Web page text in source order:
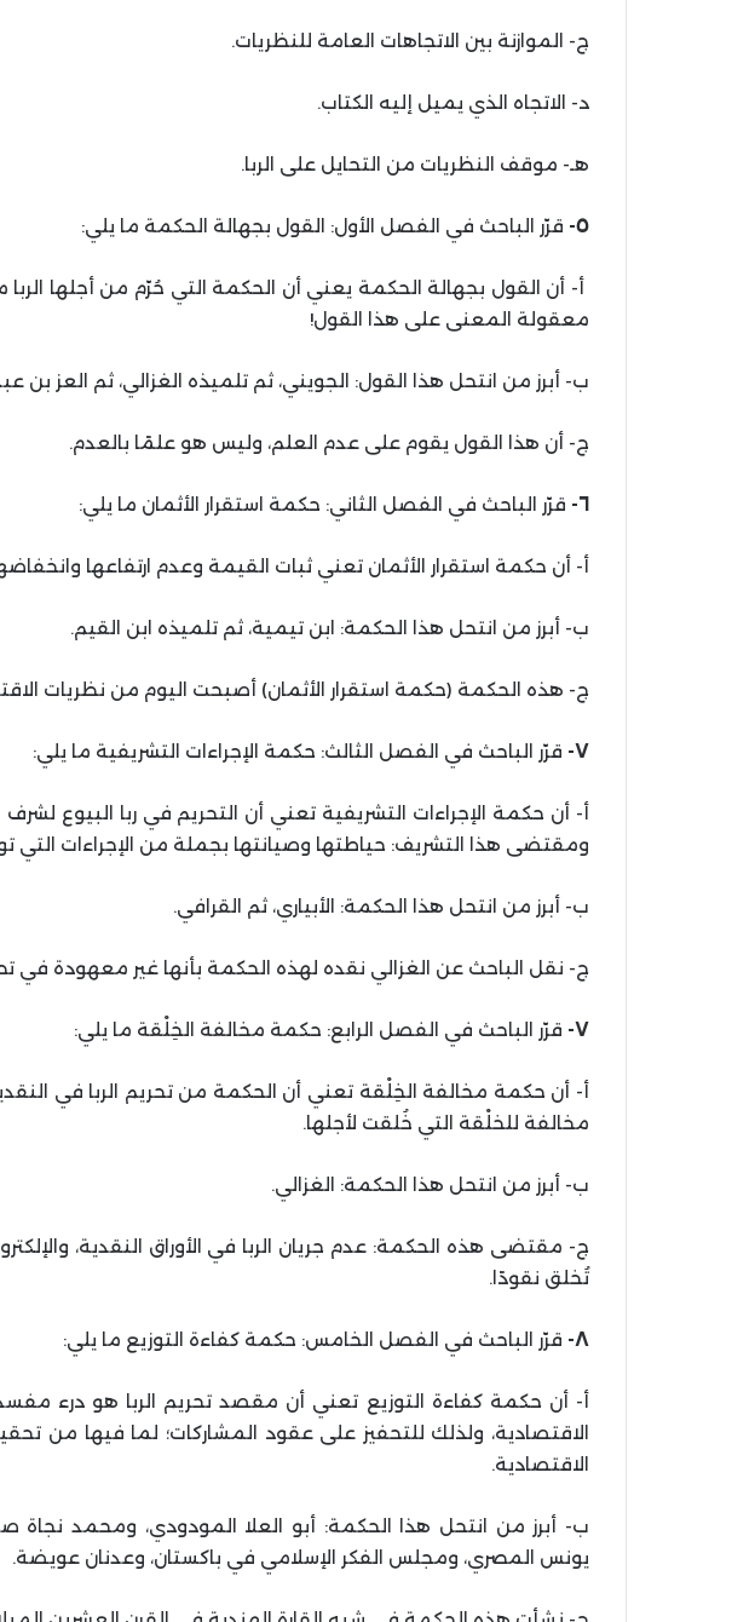
ج- الموازنة بين الاتجاهات العامة للنظريات.
د- الاتجاه الذي يميل إليه الكتاب.
هـ- موقف النظريات من التحايل على الربا.
٥- قرّر الباحث في الفصل الأول: القول بجهالة الحكمة ما يلي:
أ- أن القول بجهالة الحكمة يعني أن الحكمة التي حُرّم من أجلها الربا
معقولة المعنى على هذا القول!
ب- أبرز من انتحل هذا القول: الجويني، ثم تلميذه الغزالي، ثم العز بن
ج- أن هذا القول يقوم على عدم العلم، وليس هو علمًا بالعدم.
٦- قرّر الباحث في الفصل الثاني: حكمة استقرار الأثمان ما يلي:
أ- أن حكمة استقرار الأثمان تعني ثبات القيمة وعدم ارتفاعها
ب- أبرز من انتحل هذا الحكمة: ابن تيمية، ثم تلميذه ابن القيم.
ج- هذه الحكمة (حكمة استقرار الأثمان) أصبحت اليوم من نظريات
٧- قرّر الباحث في الفصل الثالث: حكمة الإجراءات التشريفية ما يلي:
أ- أن حكمة الإجراءات التشريفية تعني أن التحريم في ربا البيوع
ومقتضى هذا التشريف: حياطتها وصيانتها بجملة من الإجراءات التي
ب- أبرز من انتحل هذا الحكمة: الأبياري، ثم القرافي.
ج- نقل الباحث عن الغزالي نقده لهذه الحكمة بأنها غير معهودة في
٧- قرّر الباحث في الفصل الرابع: حكمة مخالفة الخِلْقة ما يلي:
أ- أن حكمة مخالفة الخِلْقة تعني أن الحكمة من تحريم الربا في
مخالفة للخلْقة التي خُلقت لأجلها.
ب- أبرز من انتحل هذا الحكمة: الغزالي.
ج- مقتضى هذه الحكمة: عدم جريان الربا في الأوراق النقدية،
تُخلق نقودًا.
٨- قرّر الباحث في الفصل الخامس: حكمة كفاءة التوزيع ما يلي:
أ- أن حكمة كفاءة التوزيع تعني أن مقصد تحريم الربا هو درء
الاقتصادية، ولذلك للتحفيز على عقود المشاركات؛ لما فيها من
الاقتصادية.
ب- أبرز من انتحل هذا الحكمة: أبو العلا المودودي، ومحمد نجاة
يونس المصري، ومجلس الفكر الإسلامي في باكستان، وعدنان عويضة.